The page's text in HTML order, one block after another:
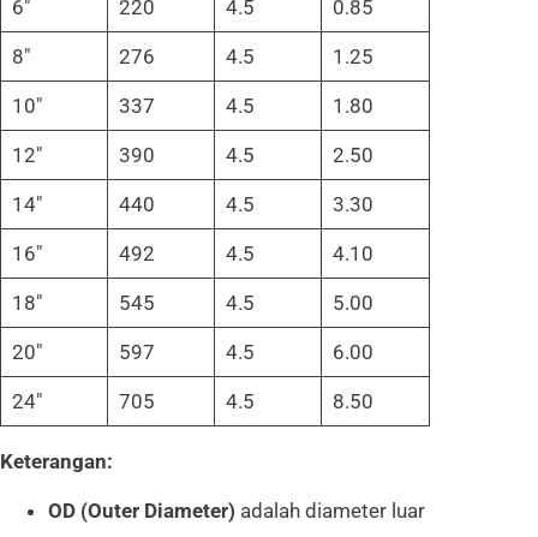
6″ 220 4.5 0.85
8″ 276 4.5 1.25
10″ 337 4.5 1.80
12″ 390 4.5 2.50
14″ 440 4.5 3.30
16″ 492 4.5 4.10
18″ 545 4.5 5.00
20″ 597 4.5 6.00
24″ 705 4.5 8.50
Keterangan:
OD (Outer Diameter) adalah diameter luar